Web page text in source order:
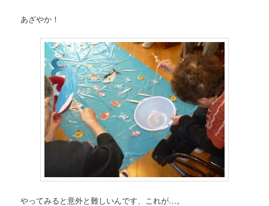
あざやか！
やってみると意外と難しいんです、これが…。